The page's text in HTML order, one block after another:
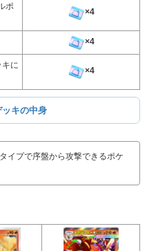
ポ
×4
×4
キに
×4
キの中身
イプで序盤から攻撃できるポケ